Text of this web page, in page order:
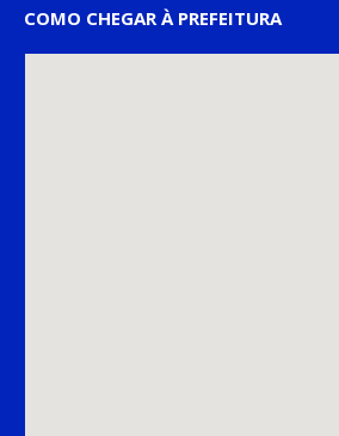
COMO CHEGAR À PREFEITURA